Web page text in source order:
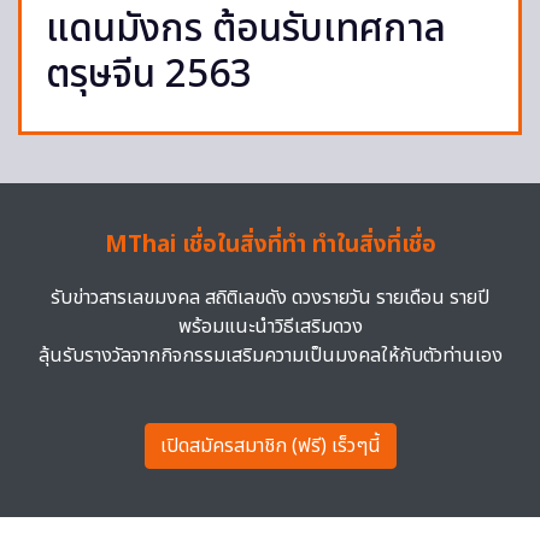
แดนมังกร ต้อนรับเทศกาล
ตรุษจีน 2563
MThai เชื่อในสิ่งที่ทำ ทำในสิ่งที่เชื่อ
รับข่าวสารเลขมงคล สถิติเลขดัง ดวงรายวัน รายเดือน รายปี
พร้อมแนะนำวิธีเสริมดวง
ลุ้นรับรางวัลจากกิจกรรมเสริมความเป็นมงคลให้กับตัวท่านเอง
เปิดสมัครสมาชิก (ฟรี) เร็วๆนี้